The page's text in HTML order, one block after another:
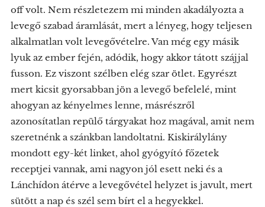
off volt. Nem részletezem mi minden akadályozta a
levegő szabad áramlását, mert a lényeg, hogy teljesen
alkalmatlan volt levegővételre. Van még egy másik
lyuk az ember fején, adódik, hogy akkor tátott szájjal
fusson. Ez viszont szélben elég szar ötlet. Egyrészt
mert kicsit gyorsabban jön a levegő befelelé, mint
ahogyan az kényelmes lenne, másrészről
azonosítatlan repülő tárgyakat hoz magával, amit nem
szeretnénk a szánkban landoltatni. Kiskirálylány
mondott egy-két linket, ahol gyógyító főzetek
receptjei vannak, ami nagyon jól esett neki és a
Lánchídon átérve a levegővétel helyzet is javult, mert
sütött a nap és szél sem bírt el a hegyekkel.